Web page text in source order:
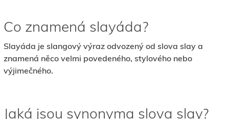
Co znamená slayáda?
Slayáda je slangový výraz odvozený od slova slay a
znamená něco velmi povedeného, stylového nebo
výjimečného.
Jaká jsou synonyma slova slay?